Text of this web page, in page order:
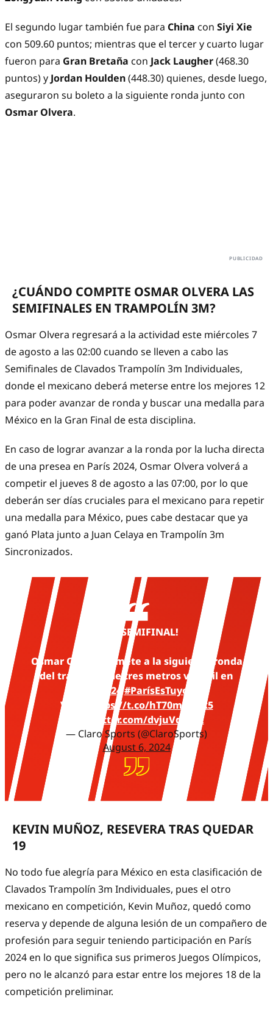
El segundo lugar también fue para China con Siyi Xie
con 509.60 puntos; mientras que el tercer y cuarto lugar
fueron para Gran Bretaña con Jack Laugher(468.30
puntos) y Jordan Houlden(448.30) quienes, desde luego,
aseguraron su boleto a la siguiente ronda junto con
Osmar Olvera.
¿CUÁNDO COMPITE OSMAR OLVERA LAS
SEMIFINALES EN TRAMPOLÍN 3M?
Osmar Olvera regresará a la actividad este miércoles 7
de agosto a las 02:00 cuando se lleven a cabo las
Semifinales de Clavados Trampolín 3m Individuales,
donde el mexicano deberá meterse entre los mejores 12
para poder avanzar de ronda y buscar una medalla para
México en la Gran Final de esta disciplina.
En caso de lograr avanzar a la ronda por la lucha directa
de una presea en París 2024, Osmar Olvera volverá a
competir el jueves 8 de agosto a las 07:00, por lo que
deberán ser días cruciales para el mexicano para repetir
una medalla para México, pues cabe destacar que ya
ganó Plata junto a Juan Celaya en Trampolín 3m
Sincronizados.
¡A LA SEMIFINAL!
Osmar Olvera se mete a la siguiente ronda
del trampolín de tres metros varonil en
#Paris2024 #ParísEsTuyo
VIVO:
https://t.co/hT70m4oQk5
pic.twitter.com/dvjuVdInEx
— Claro Sports (@ClaroSports)
August 6, 2024
KEVIN MUÑOZ, RESEVERA TRAS QUEDAR
19
No todo fue alegría para México en esta clasificación de
Clavados Trampolín 3m Individuales, pues el otro
mexicano en competición, Kevin Muñoz, quedó como
reserva y depende de alguna lesión de un compañero de
profesión para seguir teniendo participación en París
2024 en lo que significa sus primeros Juegos Olímpicos,
pero no le alcanzó para estar entre los mejores 18 de la
competición preliminar.